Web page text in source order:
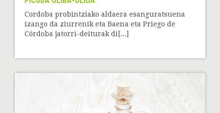
Cordoba probintziako aldaera esanguratsuena
izango da ziurrenik eta Baena eta Priego de
Córdoba jatorri-deiturak di[...]